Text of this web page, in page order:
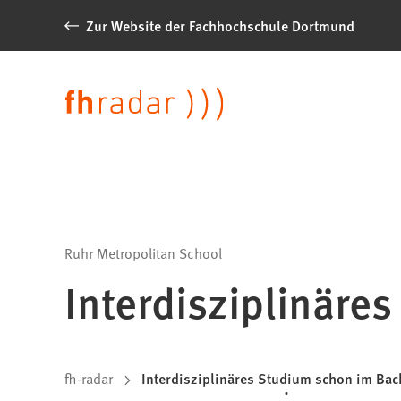
Inhalt anspringenZur Website der Fachhochschule Dortmund
der
Sprache
Ruhr Metropolitan School
Sie
fh-radar Interdisziplinäres Studium schon im